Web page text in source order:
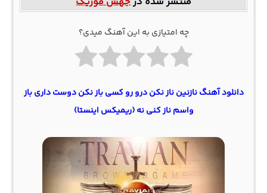
چه امتیازی به این آهنگ میدی؟
دانلود آهنگ نازنین ناز نکن درو رو کسی باز نکن دوست داری باز
واسم ناز کنی نه (ریمیکس اینستا)